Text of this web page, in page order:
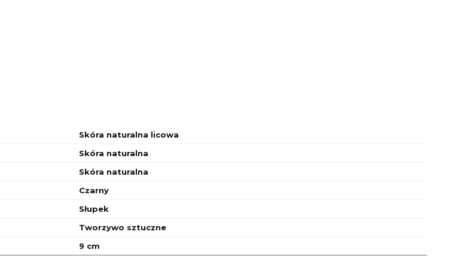
Skóra naturalna licowa
Skóra naturalna
Skóra naturalna
Czarny
Słupek
Tworzywo sztuczne
9 cm